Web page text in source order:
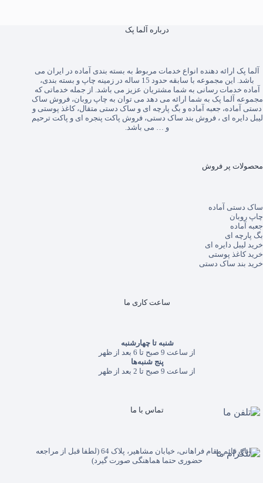
درباره آلما پک
آلما پک ارائه دهنده انواع خدمات مربوط به بسته بندی آماده در ایران می
باشد. این مجموعه با سابقه حدود 15 ساله در زمینه چاپ و بسته بندی،
آماده خدمات رسانی به شما مشتریان عزیز می باشد. از جمله خدماتی که
مجموعه آلما پک به شما ارائه می دهد می توان به چاپ روبان،فروش ساک
دستی آماده، جعبه آماده و بگ پارچه ای و ساک دستی متقال،کاغذ پوستی و
لیبل دایره ای ،فروش بند ساک دستی،فروش پاکت پنجره ای و پاکت ترحیم
و … می باشد.
محصولات پر فروش
ساک دستی آماده
چاپ روبان
جعبه آماده
بگ پارچه ای
خرید لیبل دایره ای
خرید کاغذ پوستی
خرید بند ساک دستی
ساعت کاری ما
شنبه تا چهارشنبه
از ساعت 9 صبح تا 6 بعد از ظهر
پنج شنبه‌ها
از ساعت 9 صبح تا 2 بعد از ظهر
تماس با ما
خیابان قائم مقام فراهانی، خیابان مشاهیر، پلاک 64 (لطفا قبل از مراجعه
حضوری حتما هماهنگی صورت گیرد)